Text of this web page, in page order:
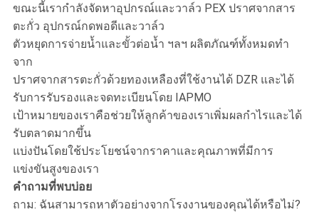
ขณะนี้เรากำลังจัดหาอุปกรณ์และวาล์ว PEX ปราศจากสาร
ตะกั่ว อุปกรณ์กดพอดีและวาล์ว
ตัวหยุดการจ่ายน้ำและขั้วต่อน้ำ ฯลฯ ผลิตภัณฑ์ทั้งหมดทำ
จาก
ปราศจากสารตะกั่วด้วยทองเหลืองที่ใช้งานได้ DZR และได้
รับการรับรองและจดทะเบียนโดย IAPMO
เป้าหมายของเราคือช่วยให้ลูกค้าของเราเพิ่มผลกำไรและได้
รับตลาดมากขึ้น
แบ่งปันโดยใช้ประโยชน์จากราคาและคุณภาพที่มีการ
แข่งขันสูงของเรา
คำถามที่พบบ่อย
ถาม: ฉันสามารถหาตัวอย่างจากโรงงานของคุณได้หรือไม่?